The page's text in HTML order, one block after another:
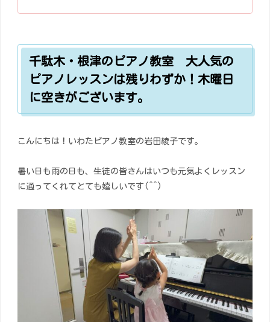
千駄木・根津のピアノ教室 大人気の
ピアノレッスンは残りわずか！木曜日
に空きがございます。
こんにちは！いわたピアノ教室の岩田綾子です。
暑い日も雨の日も、生徒の皆さんはいつも元気よくレッスン
に通ってくれてとても嬉しいです(^^)